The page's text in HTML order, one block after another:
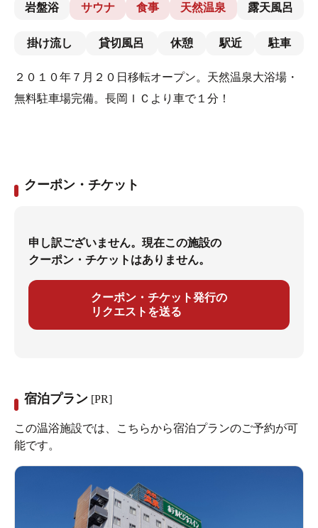
岩盤浴 サウナ 食事 天然温泉 露天風呂
掛け流し 貸切風呂 休憩 駅近 駐車
２０１０年７月２０日移転オープン。天然温泉大浴場・
無料駐車場完備。長岡ＩＣより車で１分！
クーポン・チケット
申し訳ございません。現在この施設の
クーポン・チケットはありません。
クーポン・チケット発行の
リクエストを送る
宿泊プラン [PR]
この温浴施設では、こちらから宿泊プランのご予約が可
能です。